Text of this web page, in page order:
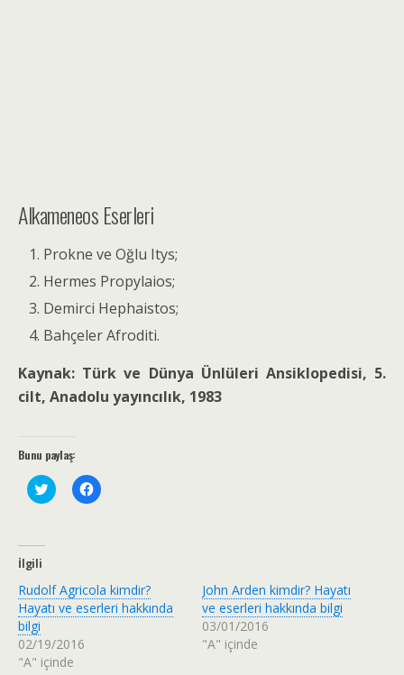
Alkameneos Eserleri
Prokne ve Oğlu Itys;
Hermes Propylaios;
Demirci Hephaistos;
Bahçeler Afroditi.
Kaynak: Türk ve Dünya Ünlüleri Ansiklopedisi, 5.
cilt, Anadolu yayıncılık, 1983
Bunu paylaş:
T
w
e
r
i
d
e
p
F
a
t
a
p
İlgili
Rudolf Agricola kimdir?
Hayatı ve eserleri hakkında
bilgi
02/19/2016
"A" içinde
John Arden kimdir? Hayatı
ve eserleri hakkında bilgi
03/01/2016
"A" içinde